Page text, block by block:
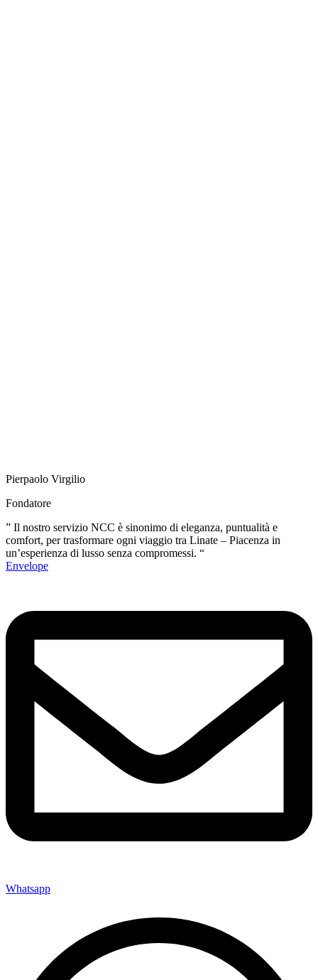
Pierpaolo Virgilio
Fondatore
” Il nostro servizio NCC è sinonimo di eleganza, puntualità e
comfort, per trasformare ogni viaggio tra Linate – Piacenza in
un’esperienza di lusso senza compromessi. “
Envelope
Whatsapp